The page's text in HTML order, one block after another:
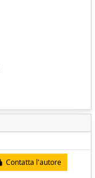
Contatta l'autore